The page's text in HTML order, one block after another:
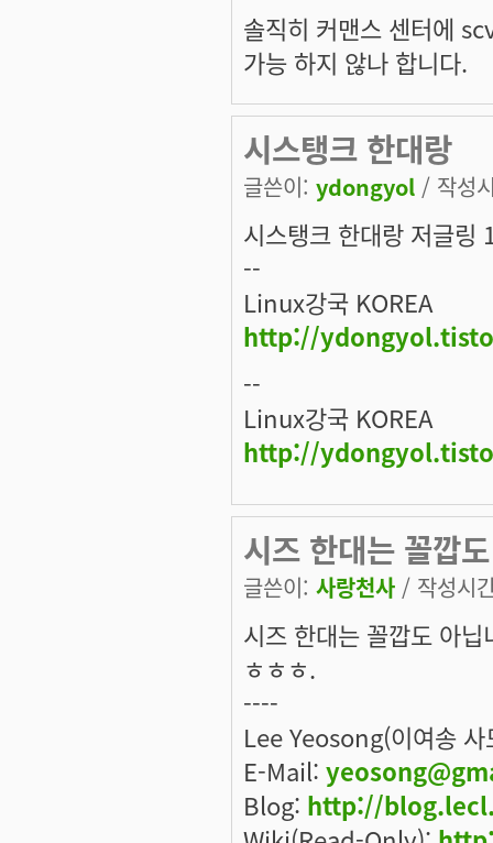
솔직히 커맨스 센터에
가능 하지 않나 합니다.
시스탱크 한대랑
글쓴이: ydongyol / 작성
시스탱크 한대랑 저글링
--
Linux강국 KOREA
http://
--
Linux강국 KOREA
http://
시즈 한대는 꼴깝도
글쓴이: 사랑천사 / 작성시
시즈 한대는 꼴깝도 아
ㅎㅎㅎ.
----
Lee Yeosong(이여송 사
E-Mail:
Blog: http://